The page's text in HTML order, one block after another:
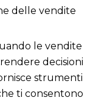
delle vendite
le vendite
decisioni
strumenti
ti consentono